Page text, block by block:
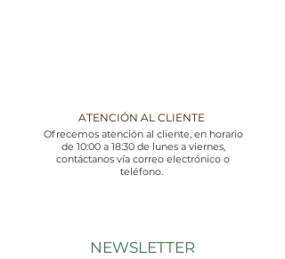
ATENCIÓN AL CLIENTE
Ofrecemos atención al cliente, en horario
de 10:00 a 18:30 de lunes a viernes,
contáctanos vía correo electrónico o
teléfono.
NEWSLETTER